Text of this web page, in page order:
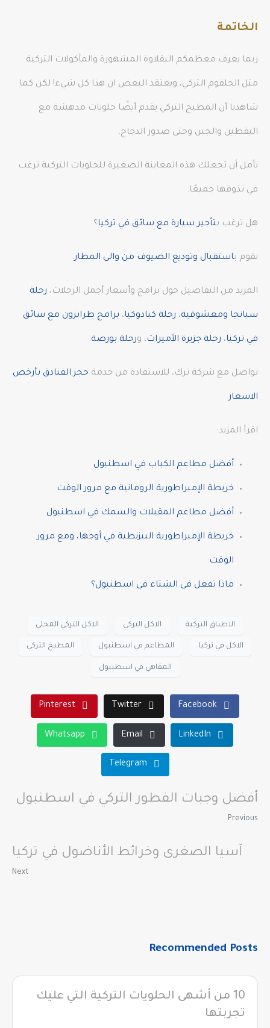
الخاتمة
ربما يعرف معظمكم البقلاوة المشهورة والمأكولات التركية
متل الحلقوم التركي، ويعتقد البعض ان هذا كل شيء! لكن كما
شاهدنا أن المطبخ التركي يقدم أيضًا حلويات مدهشة مع
اليقطين والجبن وحتى صدور الدجاج.
نأمل أن تجعلك هذه المعاينة الصغيرة للحلويات التركية ترغب
في تذوقها جميعًا.
هل ترغب بتأجير سيارة مع سائق في تركيا ؟
نقوم باستقبال وتوديع الضيوف من والى المطار.
المزيد من التفاصيل حول برامج وأسعار أجمل الرحلات، رحلة
سبانجا ومعشوقية، رحلة كبادوكيا، برامج طرابزون مع سائق
في تركيا، رحلة جزيرة الأميرات، ورحلة بورصة.
تواصل مع شركة ترك، للاستفادة من خدمة حجز الفنادق بأرخص
الاسعار
اقرأ المزيد:
أفضل مطاعم الكباب في اسطنبول
خريطة الإمبراطورية الرومانية مع مرور الوقت
أفضل مطاعم المقبلات والسمك في اسطنبول
خريطة الإمبراطورية البيزنطية في أوجها، ومع مرور
الوقت
ماذا تفعل في الشتاء في اسطنبول؟
الاطباق التركية الاكل التركي الاكل التركي المحلي
الاكل في تركيا المطاعم في اسطنبول المطبخ التركي
المقاهي في اسطنبول
Facebook
Twitter
Pinterest
LinkedIn
Email
Whatsapp
Telegram
أفضل وجبات الفطور التركي في اسطنبول
Previous
آسيا الصغرى وخرائط الأناضول في تركيا
Next
Recommended Posts
10 من أشهى الحلويات التركية التي عليك
تجربتها